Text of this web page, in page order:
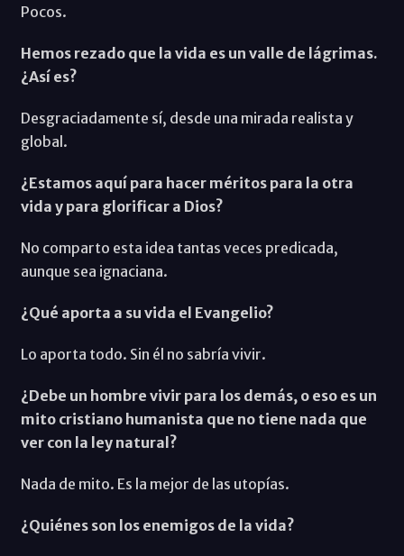
Pocos.
Hemos rezado que la vida es un valle de lágrimas.
¿Así es?
Desgraciadamente sí, desde una mirada realista y
global.
¿Estamos aquí para hacer méritos para la otra
vida y para glorificar a Dios?
No comparto esta idea tantas veces predicada,
aunque sea ignaciana.
¿Qué aporta a su vida el Evangelio?
Lo aporta todo. Sin él no sabría vivir.
¿Debe un hombre vivir para los demás, o eso es un
mito cristiano humanista que no tiene nada que
ver con la ley natural?
Nada de mito. Es la mejor de las utopías.
¿Quiénes son los enemigos de la vida?